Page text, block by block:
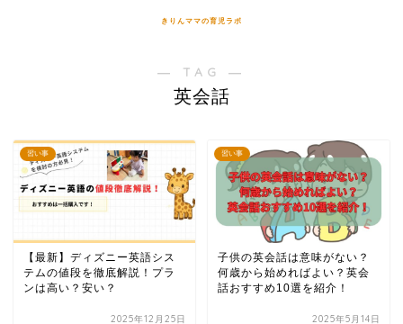
きりんママの育児ラボ
― TAG ―
英会話
習い事
【最新】ディズニー英語シス
テムの値段を徹底解説！プラ
ンは高い？安い？
2025年12月25日
習い事
子供の英会話は意味がない？
何歳から始めればよい？英会
話おすすめ10選を紹介！
2025年5月14日